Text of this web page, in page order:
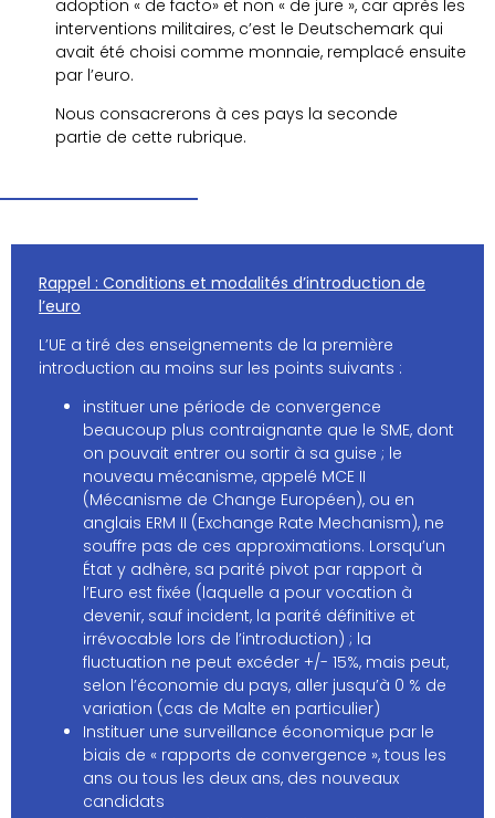
adoption « de facto» et non « de jure », car après les
interventions militaires, c’est le Deutschemark qui
avait été choisi comme monnaie, remplacé ensuite
par l’euro.
Nous consacrerons à ces pays la seconde
partie de cette rubrique.
Rappel : Conditions et modalités d’introduction de
l’euro
L’UE a tiré des enseignements de la première
introduction au moins sur les points suivants :
instituer une période de convergence
beaucoup plus contraignante que le SME, dont
on pouvait entrer ou sortir à sa guise ; le
nouveau mécanisme, appelé MCE II
(Mécanisme de Change Européen), ou en
anglais ERM II (Exchange Rate Mechanism), ne
souffre pas de ces approximations. Lorsqu’un
État y adhère, sa parité pivot par rapport à
l’Euro est fixée (laquelle a pour vocation à
devenir, sauf incident, la parité définitive et
irrévocable lors de l’introduction) ; la
fluctuation ne peut excéder +/- 15%, mais peut,
selon l’économie du pays, aller jusqu’à 0 % de
variation (cas de Malte en particulier)
Instituer une surveillance économique par le
biais de « rapports de convergence », tous les
ans ou tous les deux ans, des nouveaux
candidats